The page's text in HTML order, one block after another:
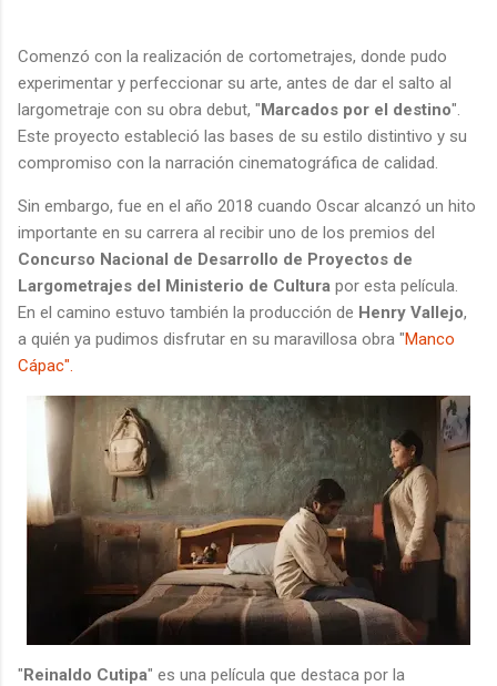
Comenzó con la realización de cortometrajes, donde pudo
experimentar y perfeccionar su arte, antes de dar el salto al
largometraje con su obra debut, "Marcados por el destino".
Este proyecto estableció las bases de su estilo distintivo y su
compromiso con la narración cinematográfica de calidad.
Sin embargo, fue en el año 2018 cuando Oscar alcanzó un hito
importante en su carrera al recibir uno de los premios del
Concurso Nacional de Desarrollo de Proyectos de
Largometrajes del Ministerio de Cultura por esta película.
En el camino estuvo también la producción de Henry Vallejo,
a quién ya pudimos disfrutar en su maravillosa obra "Manco
Cápac".
"Reinaldo Cutipa" es una película que destaca por la